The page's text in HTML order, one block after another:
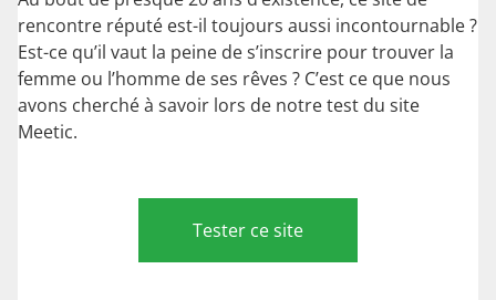
rencontre réputé est-il toujours aussi incontournable ?
Est-ce qu’il vaut la peine de s’inscrire pour trouver la
femme ou l’homme de ses rêves ? C’est ce que nous
avons cherché à savoir lors de notre test du site
Meetic.
Tester ce site